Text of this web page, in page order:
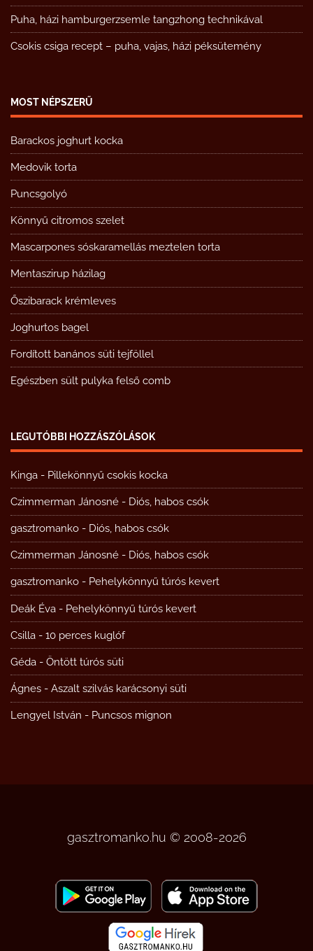
Puha, házi hamburgerzsemle tangzhong technikával
Csokis csiga recept – puha, vajas, házi péksütemény
MOST NÉPSZERŰ
Barackos joghurt kocka
Medovik torta
Puncsgolyó
Könnyű citromos szelet
Mascarpones sóskaramellás meztelen torta
Mentaszirup házilag
Őszibarack krémleves
Joghurtos bagel
Fordított banános süti tejföllel
Egészben sült pulyka felső comb
LEGUTÓBBI HOZZÁSZÓLÁSOK
Kinga - Pillekönnyű csokis kocka
Czimmerman Jánosné - Diós, habos csók
gasztromanko - Diós, habos csók
Czimmerman Jánosné - Diós, habos csók
gasztromanko - Pehelykönnyű túrós kevert
Deák Éva - Pehelykönnyű túrós kevert
Csilla - 10 perces kuglóf
Géda - Öntött túrós süti
Ágnes - Aszalt szilvás karácsonyi süti
Lengyel István - Puncsos mignon
gasztromanko.hu © 2008-2026